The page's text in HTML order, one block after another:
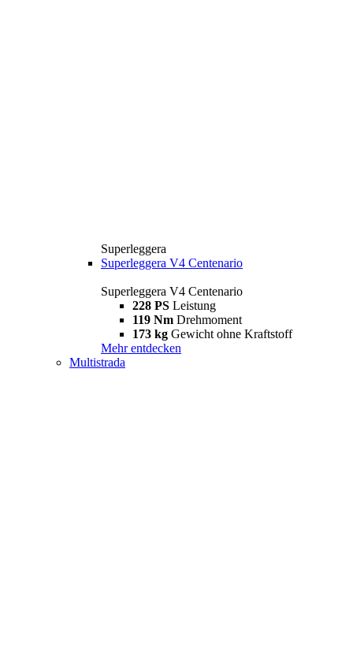
Superleggera
Superleggera V4 Centenario
Superleggera V4 Centenario
228 PS Leistung
119 Nm Drehmoment
173 kg Gewicht ohne Kraftstoff
Mehr entdecken
Multistrada